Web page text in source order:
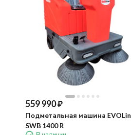
559 990₽
Подметальная машина
SWB 1400 R